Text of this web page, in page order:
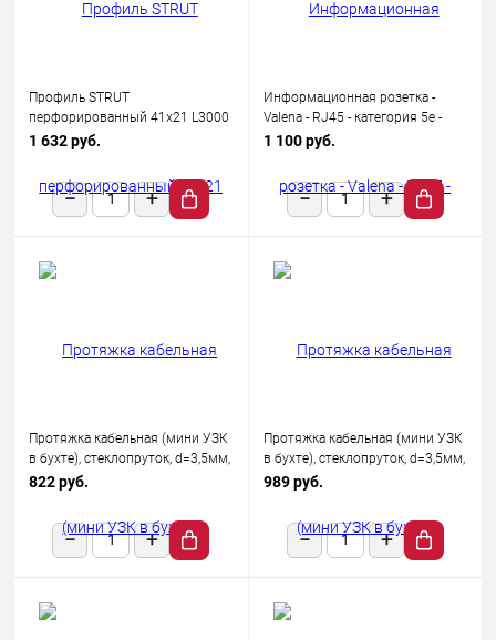
Профиль STRUT
перфорированный 41х21 L3000
1.5мм IEK CLP1S-41-21-30-15
1 632 руб.
Информационная розетка -
Valena - RJ45 - категория 5e -
UTP - 1 выход - с захватами -
1 100 руб.
Протяжка кабельная (мини УЗК
в бухте), стеклопруток, d=3,5мм,
10м КРАСНАЯ
822 руб.
Протяжка кабельная (мини УЗК
в бухте), стеклопруток, d=3,5мм,
15 м, красная REXANT
989 руб.